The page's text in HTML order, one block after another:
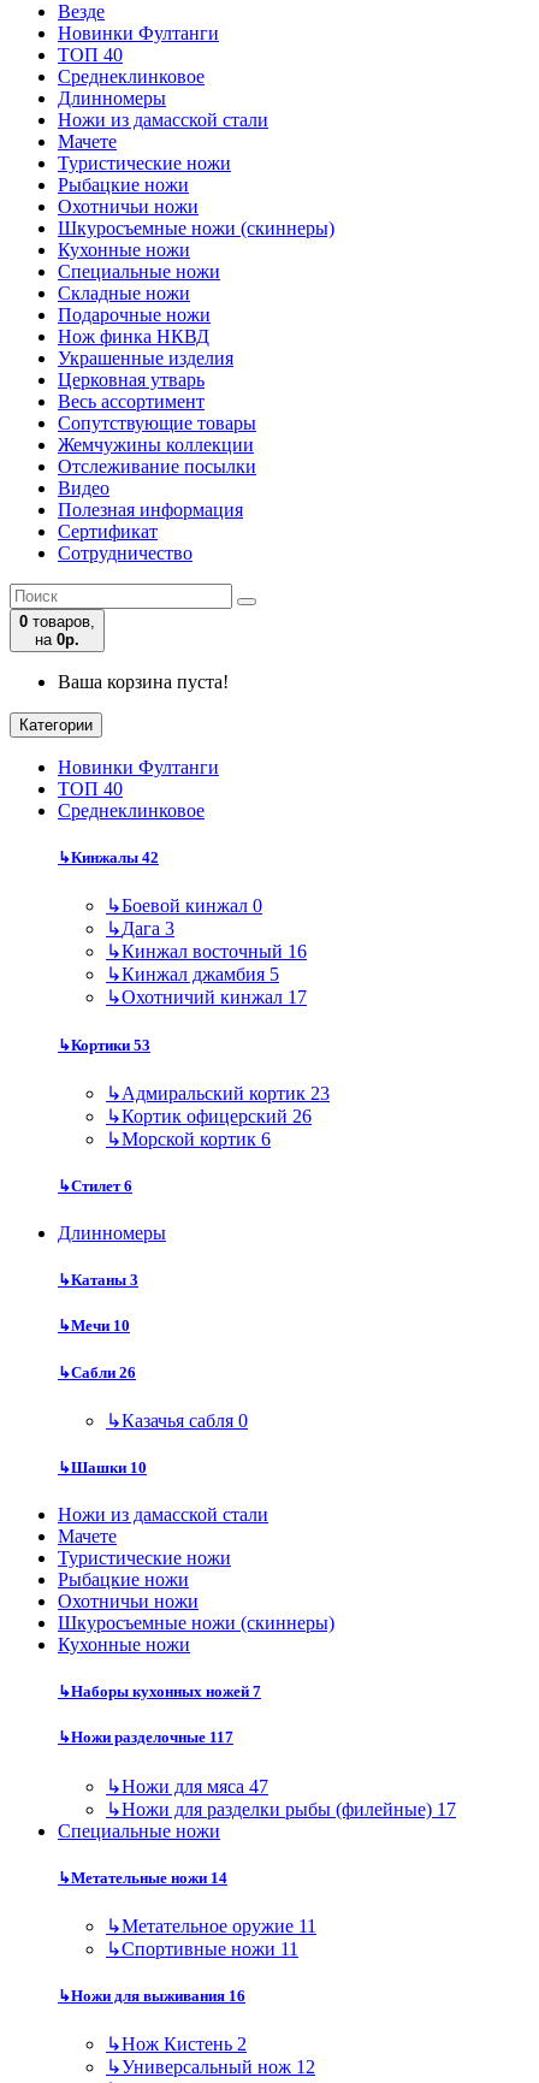
Везде
Новинки Фултанги
ТОП 40
Среднеклинковое
Длинномеры
Ножи из дамасской стали
Мачете
Туристические ножи
Рыбацкие ножи
Охотничьи ножи
Шкуросъемные ножи (скиннеры)
Кухонные ножи
Специальные ножи
Складные ножи
Подарочные ножи
Нож финка НКВД
Украшенные изделия
Церковная утварь
Весь ассортимент
Сопутствующие товары
Жемчужины коллекции
Отслеживание посылки
Видео
Полезная информация
Сертификат
Сотрудничество
0 товаров,
на 0р.
Ваша корзина пуста!
Категории
Новинки Фултанги
ТОП 40
Среднеклинковое
↳Кинжалы 42
↳Боевой кинжал 0
↳Дага 3
↳Кинжал восточный 16
↳Кинжал джамбия 5
↳Охотничий кинжал 17
↳Кортики 53
↳Адмиральский кортик 23
↳Кортик офицерский 26
↳Морской кортик 6
↳Стилет6
Длинномеры
↳Катаны 3
↳Мечи 10
↳Сабли 26
↳Казачья сабля 0
↳Шашки 10
Ножи из дамасской стали
Мачете
Туристические ножи
Рыбацкие ножи
Охотничьи ножи
Шкуросъемные ножи (скиннеры)
Кухонные ножи
↳Наборы кухонных ножей 7
↳Ножи разделочные 117
↳Ножи для мяса 47
↳Ножи для разделки рыбы (филейные) 17
Специальные ножи
↳Метательные ножи 14
↳Метательное оружие 11
↳Спортивные ножи 11
↳Ножи для выживания 16
↳Нож Кистень 2
↳Универсальный нож 12